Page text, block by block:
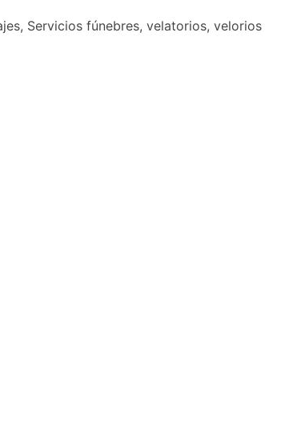
Servicios fúnebres, velatorios, velorios